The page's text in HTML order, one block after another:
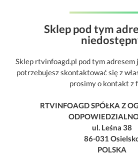
Sklep pod tym
Sklep rtvinfoagd.pl pod tym adresem
potrzebujesz skontaktować się z
prosimy o kontakt z
RTVINFOAGD SPÓŁKA Z
ul. Leśna 38
86-031
POLSKA